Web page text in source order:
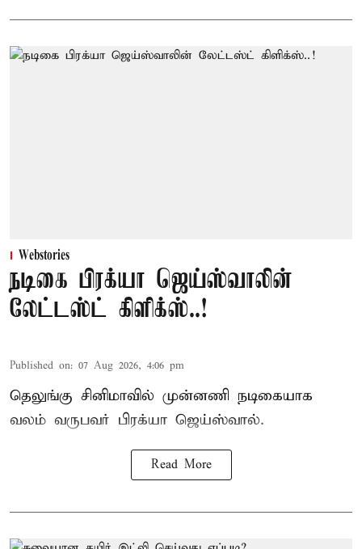
Webstories
நடிகை பிரக்யா ஜெய்ஸ்வாலின்
லேட்டஸ்ட் கிளிக்ஸ்..!
Published on: 07 Aug 2026, 4:06 pm
தெலுங்கு சினிமாவில் முன்னணி நடிகையாக
வலம் வருபவர் பிரக்யா ஜெய்ஸ்வால்.
Read More